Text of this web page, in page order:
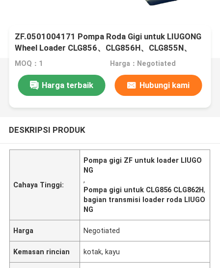
ZF.0501004171 Pompa Roda Gigi untuk LIUGONG
Wheel Loader CLG856、CLG856H、CLG855N、
CLG862H CLG870H、CLG888
MOQ：1 Harga：Negotiated
Harga terbaik Hubungi kami
DESKRIPSI PRODUK
Cahaya Tinggi:
Pompa gigi ZF untuk loader LIUGO
NG
,
Pompa gigi untuk CLG856 CLG862H,
bagian transmisi loader roda LIUGO
NG
Harga Negotiated
Kemasan rincian kotak, kayu